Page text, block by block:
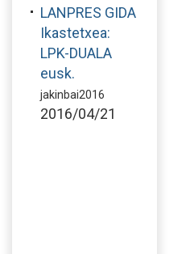
LANPRES GIDA
Ikastetxea:
LPK-DUALA
eusk.
jakinbai2016
2016/04/21